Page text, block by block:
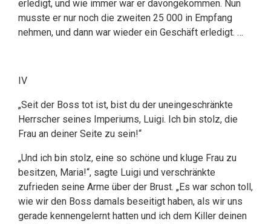
erledigt, und wie immer war er davongekommen. Nun
musste er nur noch die zweiten 25 000 in Empfang
nehmen, und dann war wieder ein Geschäft erledigt. …
IV
„Seit der Boss tot ist, bist du der uneingeschränkte
Herrscher seines Imperiums, Luigi. Ich bin stolz, die
Frau an deiner Seite zu sein!“
„Und ich bin stolz, eine so schöne und kluge Frau zu
besitzen, Maria!“, sagte Luigi und verschränkte
zufrieden seine Arme über der Brust. „Es war schon toll,
wie wir den Boss damals beseitigt haben, als wir uns
gerade kennengelernt hatten und ich dem Killer deinen